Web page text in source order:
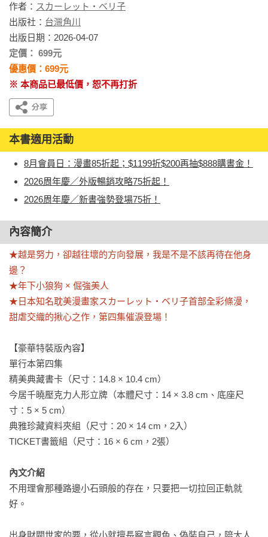
作者： スカーレット・ベリ子
出版社： 台灣角川
出版日期：2026-04-07
定價： 699元
優惠價：699元
※ 本商品已最低價，恕不再打折
本書適用活動
8月會員日：漫畫85折起；$1199折$200再抽$888購書金！
2026周年慶／外版暢銷攻略75折起！
2026周年慶／新書強勢登場75折！
內容簡介
★越是努力，卻越往壞的方向發展，我是不是不該再待在他身
邊？
★年下小狼狗 × 倔強美人
★日本知名耽美漫畫家スカーレット・ベリ子首部全彩條漫，
甜虐交織的揪心之作，第四集催淚登場！
【豪華特裝版內容】
單行本第四集
精美典藏書卡（尺寸：14.8 × 10.4 cm）
今居千曉壓克力人形立牌（本體尺寸：14 × 3.8 cm、底座尺
寸：5 × 5 cm）
典雅珍藏資料夾組（尺寸：20 × 14 cm，2入）
TICKET書籤組（尺寸：16 × 6 cm，2張）
內文介紹
不用理會那種路邊小石頭般的存在，只要把一切拉回正軌就
好。
出身財閥世家的要，從小就擅長察言觀色、偽裝自己，陪大人